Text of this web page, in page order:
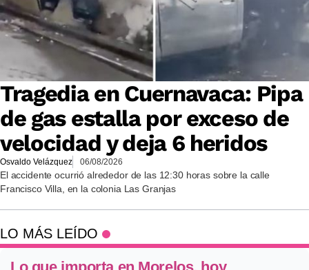
Tragedia en Cuernavaca: Pipa
de gas estalla por exceso de
velocidad y deja 6 heridos
Osvaldo Velázquez 06/08/2026
El accidente ocurrió alrededor de las 12:30 horas sobre la calle
Francisco Villa, en la colonia Las Granjas
LO MÁS LEÍDO